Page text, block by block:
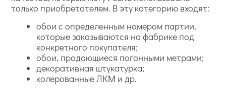
только приобретателем. В эту категорию входят:
обои с определенным номером партии,
которые заказываются на фабрике под
конкретного покупателя;
обои, продающиеся погонными метрами;
декоративная штукатурка;
колерованные ЛКМ и др.